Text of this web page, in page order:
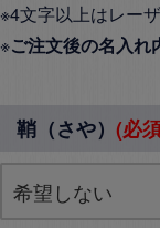
※4文字以上はレー
※ご注文後の名入れ
鞘（さや）(必